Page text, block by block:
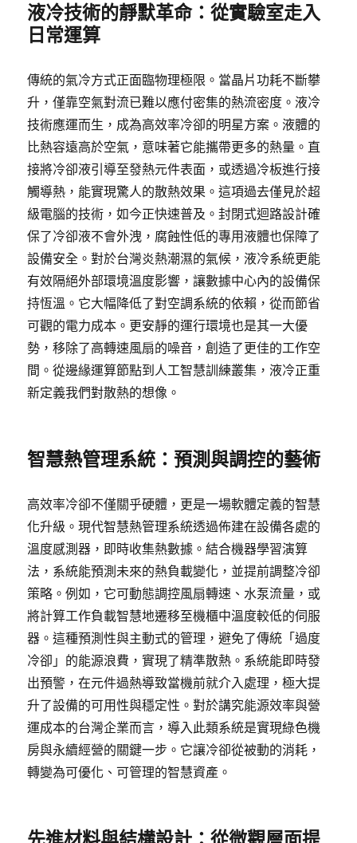
液冷技術的靜默革命：從實驗室走入
日常運算
傳統的氣冷方式正面臨物理極限。當晶片功耗不斷攀
升，僅靠空氣對流已難以應付密集的熱流密度。液冷
技術應運而生，成為高效率冷卻的明星方案。液體的
比熱容遠高於空氣，意味著它能攜帶更多的熱量。直
接將冷卻液引導至發熱元件表面，或透過冷板進行接
觸導熱，能實現驚人的散熱效果。這項過去僅見於超
級電腦的技術，如今正快速普及。封閉式迴路設計確
保了冷卻液不會外洩，腐蝕性低的專用液體也保障了
設備安全。對於台灣炎熱潮濕的氣候，液冷系統更能
有效隔絕外部環境溫度影響，讓數據中心內的設備保
持恆溫。它大幅降低了對空調系統的依賴，從而節省
可觀的電力成本。更安靜的運行環境也是其一大優
勢，移除了高轉速風扇的噪音，創造了更佳的工作空
間。從邊緣運算節點到人工智慧訓練叢集，液冷正重
新定義我們對散熱的想像。
智慧熱管理系統：預測與調控的藝術
高效率冷卻不僅關乎硬體，更是一場軟體定義的智慧
化升級。現代智慧熱管理系統透過佈建在設備各處的
溫度感測器，即時收集熱數據。結合機器學習演算
法，系統能預測未來的熱負載變化，並提前調整冷卻
策略。例如，它可動態調控風扇轉速、水泵流量，或
將計算工作負載智慧地遷移至機櫃中溫度較低的伺服
器。這種預測性與主動式的管理，避免了傳統「過度
冷卻」的能源浪費，實現了精準散熱。系統能即時發
出預警，在元件過熱導致當機前就介入處理，極大提
升了設備的可用性與穩定性。對於講究能源效率與營
運成本的台灣企業而言，導入此類系統是實現綠色機
房與永續經營的關鍵一步。它讓冷卻從被動的消耗，
轉變為可優化、可管理的智慧資產。